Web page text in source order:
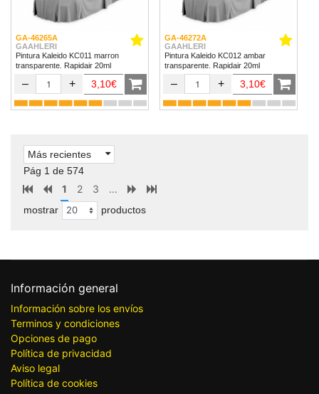
GA-46265A
GAAHLERI
Pintura Kaleido KC011 marron
transparente. Rapidair 20ml
– + 3,10€
GA-46272A
GAAHLERI
Pintura Kaleido KC012 ambar
transparente. Rapidair 20ml
– + 3,10€
Más recientes
Pág 1 de 574
1 2 3 ...
mostrar productos
Información general
Información sobre los envíos
Terminos y condiciones
Opciones de pago
Política de privacidad
Aviso legal
Política de cookies